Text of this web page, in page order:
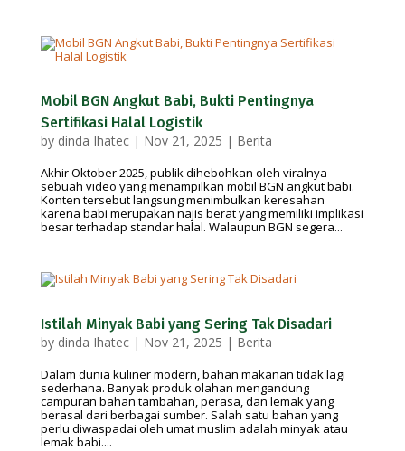
Mobil BGN Angkut Babi, Bukti Pentingnya
Sertifikasi Halal Logistik
by dinda Ihatec| Nov 21, 2025 | Berita
Akhir Oktober 2025, publik dihebohkan oleh viralnya
sebuah video yang menampilkan mobil BGN angkut babi.
Konten tersebut langsung menimbulkan keresahan
karena babi merupakan najis berat yang memiliki implikasi
besar terhadap standar halal. Walaupun BGN segera...
Istilah Minyak Babi yang Sering Tak Disadari
by dinda Ihatec| Nov 21, 2025 | Berita
Dalam dunia kuliner modern, bahan makanan tidak lagi
sederhana. Banyak produk olahan mengandung
campuran bahan tambahan, perasa, dan lemak yang
berasal dari berbagai sumber. Salah satu bahan yang
perlu diwaspadai oleh umat muslim adalah minyak atau
lemak babi....